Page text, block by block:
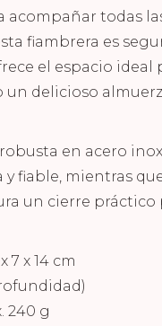
acompañar todas
fiambrera es
el espacio ideal
un delicioso
en acero
y fiable, mientras
un cierre práctico
7 x 14 cm
240 g